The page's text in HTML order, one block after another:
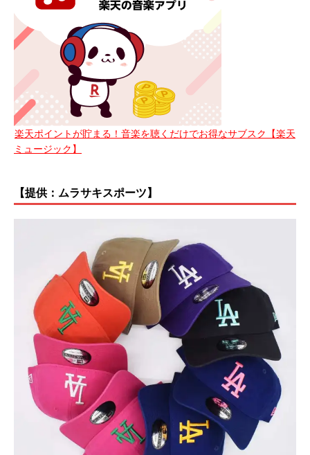
楽天ポイントが貯まる！音楽を聴くだけでお得なサブスク【楽天
ミュージック】
【提供：ムラサキスポーツ】